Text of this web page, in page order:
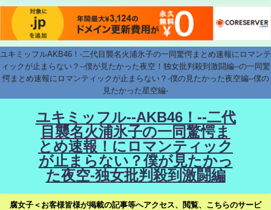
ユキミッフルAKB46！-二代目襲名火浦氷子の一同驚愕まとめ速報にロマンテ
ィックが止まらない？--僕が見たかった夜空！独女批判殺到激闘編--の一同驚
愕まとめ速報にロマンティックが止まらない？-僕の見たかった夜空編--僕の
見たかった星空編-
ユキミッフル--AKB46！--二代
目襲名火浦氷子の一同驚愕ま
とめ速報！にロマンティック
が止まらない？僕が見たかっ
た夜空-独女批判殺到激闘編
腐女子＜お客様皆様が掲載の記事等へアクセス、閲覧、こちらのサービ